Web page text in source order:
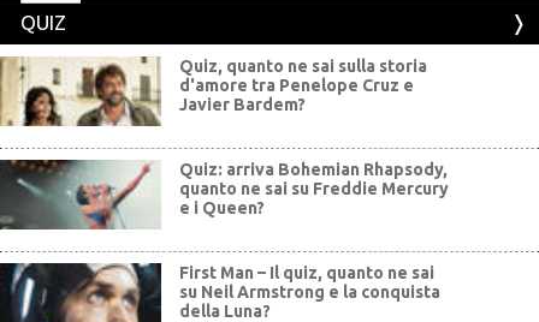
QUIZ
Quiz, quanto ne sai sulla storia
d'amore tra Penelope Cruz e
Javier Bardem?
Quiz: arriva Bohemian Rhapsody,
quanto ne sai su Freddie Mercury
e i Queen?
First Man – Il quiz, quanto ne sai
su Neil Armstrong e la conquista
della Luna?